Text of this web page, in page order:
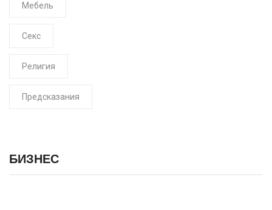
Мебель
Секс
Религия
Предсказания
БИЗНЕС